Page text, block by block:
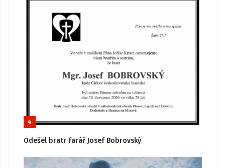
4
Odešel bratr farář Josef Bobrovský